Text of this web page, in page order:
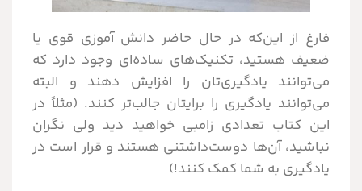
فارغ از این‌که در حال حاضر دانش آموزی قوی یا
ضعیف هستید، تکنیک‌های ساده‌ای وجود دارد که
می‌توانند یادگیری‌تان را افزایش دهند و البته
می‌توانند یادگیری را برایتان جالب‌تر کنند. (مثلاً در
این کتاب تعدادی زامبی خواهید دید ولی نگران
نباشید، آن‌ها دوست‌داشتنی هستند و قرار است در
یادگیری به شما کمک کنند!)